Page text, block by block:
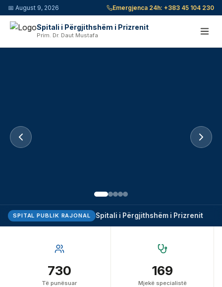
📅 August 9, 2026 Emergjenca 24h: +383 45 104 230
Spitali i Përgjithshëm i Prizrenit
Prim. Dr. Daut Mustafa
SPITAL PUBLIK RAJONAL Spitali i Përgjithshëm i Prizrenit
730
Të punësuar
169
Mjekë specialistë